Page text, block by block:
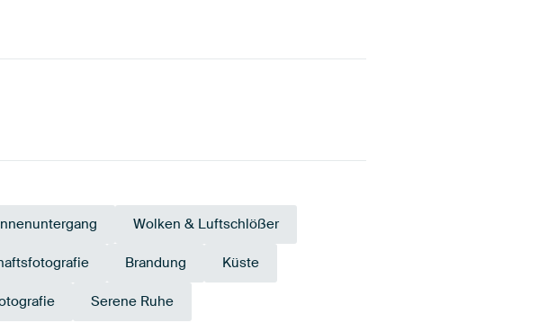
Wolken & Luftschlößer
Brandung Küste
Serene Ruhe